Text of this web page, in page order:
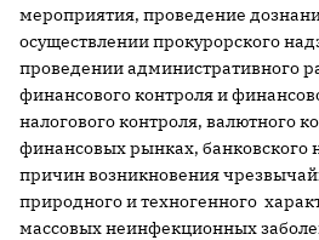
мероприятия, проведение
осуществлении прокурорского
проведении административного
финансового контроля и
налогового контроля, валютного
финансовых рынках, банковского
причин возникновения
природного и техногенного
массовых неинфекционных